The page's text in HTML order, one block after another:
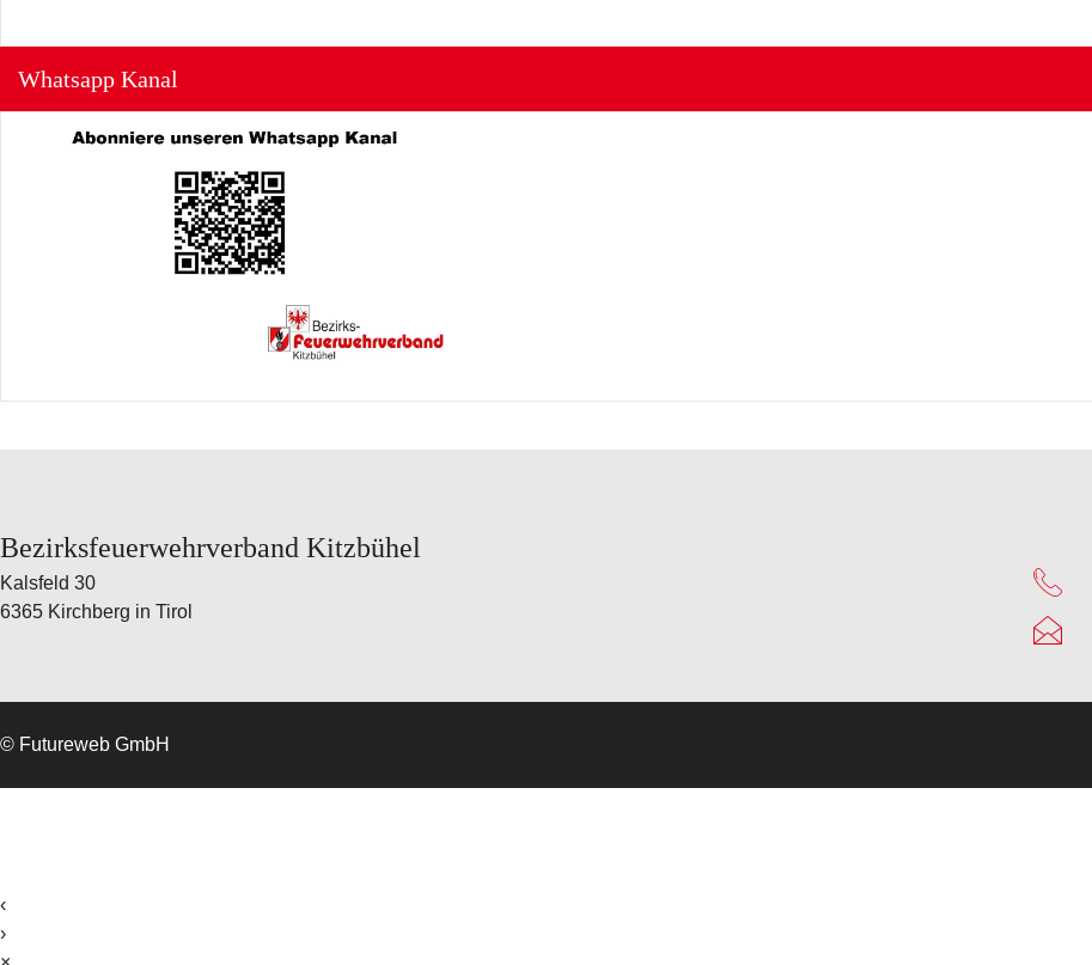
Whatsapp Kanal
Bezirksfeuerwehrverband Kitzbühel
Kalsfeld 30
6365 Kirchberg in Tirol
© Futureweb GmbH
‹
›